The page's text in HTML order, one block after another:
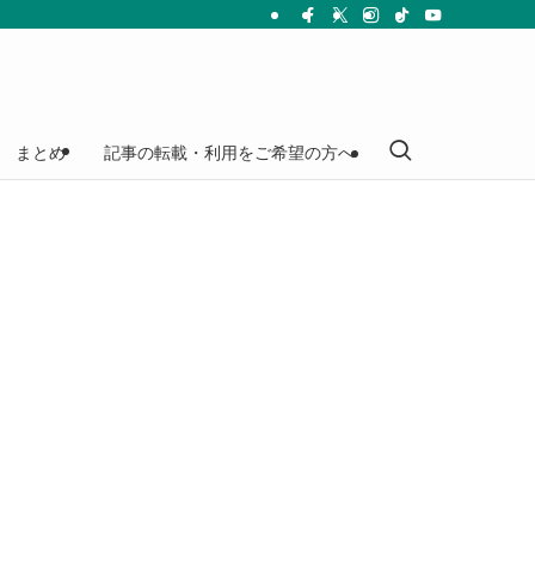
まとめ 記事の転載・利用をご希望の方へ